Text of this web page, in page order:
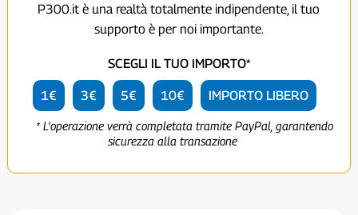
P300.it è una realtà totalmente indipendente, il tuo
supporto è per noi importante.
SCEGLI IL TUO IMPORTO*
1€ 3€ 5€ 10€ IMPORTO LIBERO
* L'operazione verrà completata tramite PayPal, garantendo
sicurezza alla transazione